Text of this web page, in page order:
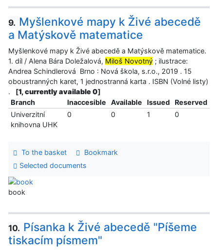
9. Myšlenkové mapy k Živé abecedě
a Matýskově matematice
Myšlenkové mapy k Živé abecedě a Matýskově matematice.
1. díl / Alena Bára Doležalová, Miloš Novotný ; ilustrace:
Andrea Schindlerová Brno : Nová škola, s.r.o., 2019 . 15
oboustranných karet, 1 jednostranná karta . ISBN (Volné listy)
.
[1, currently available 0]
Branch
Inaccesible Available Issued
Reserved
Univerzitní
knihovna UHK
0 0 1 0
To the basket
Bookmark
Selected documents
book
10. Písanka k Živé abecedě "Píšeme
tiskacím písmem"